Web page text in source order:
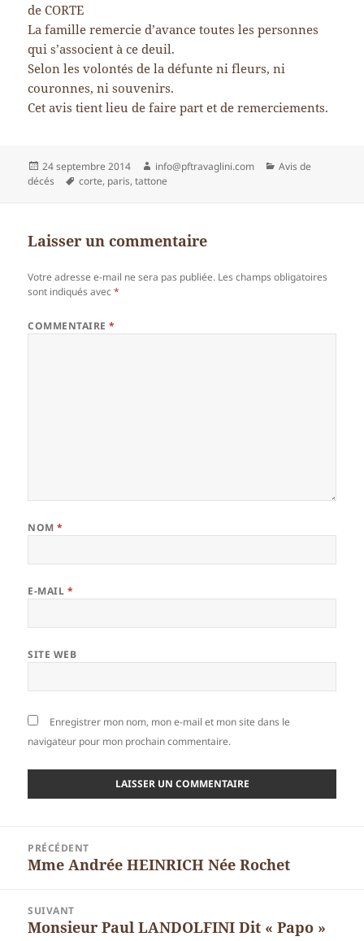
de CORTE
La famille remercie d’avance toutes les personnes
qui s’associent à ce deuil.
Selon les volontés de la défunte ni fleurs, ni
couronnes, ni souvenirs.
Cet avis tient lieu de faire part et de remerciements.
Publié
le
24 septembre 2014 Auteur
info@pftravaglini.com Catégories
Avis de
décés
Mots-
corte, paris,tattone
Laisser un commentaire
Votre adresse e-mail ne sera pas publiée. Les champs obligatoires
sont indiqués avec*
COMMENTAIRE*
NOM*
E-MAIL *
SITE WEB
Enregistrer mon nom, mon e-mail et mon site dans le
navigateur pour mon prochain commentaire.
l’article
PRÉCÉDENT
Article
Mme Andrée HEINRICH Née Rochet
SUIVANT
Article
Monsieur Paul LANDOLFINI Dit « Papo »